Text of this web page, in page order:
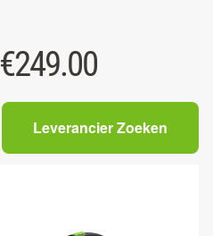
€249.00
Leverancier Zoeken